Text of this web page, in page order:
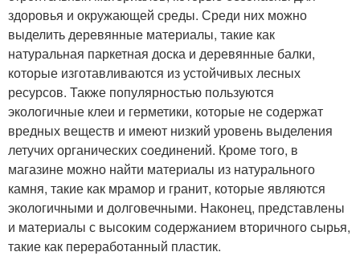
здоровья и окружающей среды. Среди них можно
выделить деревянные материалы, такие как
натуральная паркетная доска и деревянные балки,
которые изготавливаются из устойчивых лесных
ресурсов. Также популярностью пользуются
экологичные клеи и герметики, которые не содержат
вредных веществ и имеют низкий уровень выделения
летучих органических соединений. Кроме того, в
магазине можно найти материалы из натурального
камня, такие как мрамор и гранит, которые являются
экологичными и долговечными. Наконец, представлены
и материалы с высоким содержанием вторичного сырья,
такие как переработанный пластик.